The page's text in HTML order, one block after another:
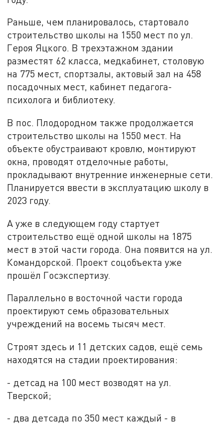
Раньше, чем планировалось, стартовало
строительство школы на 1550 мест по ул.
Героя Яцкого. В трехэтажном здании
разместят 62 класса, медкабинет, столовую
на 775 мест, спортзалы, актовый зал на 458
посадочных мест, кабинет педагога-
психолога и библиотеку.
В пос. Плодородном также продолжается
строительство школы на 1550 мест. На
объекте обустраивают кровлю, монтируют
окна, проводят отделочные работы,
прокладывают внутренние инженерные сети.
Планируется ввести в эксплуатацию школу в
2023 году.
А уже в следующем году стартует
строительство ещё одной школы на 1875
мест в этой части города. Она появится на ул.
Командорской. Проект соцобъекта уже
прошёл Госэкспертизу.
Параллельно в восточной части города
проектируют семь образовательных
учреждений на восемь тысяч мест.
Строят здесь и 11 детских садов, ещё семь
находятся на стадии проектирования:
- детсад на 100 мест возводят на ул.
Тверской;
- два детсада по 350 мест каждый - в